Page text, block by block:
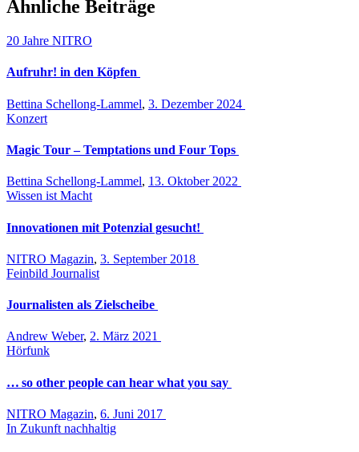
Ähnliche Beiträge
20 Jahre NITRO
Aufruhr! in den Köpfen
Bettina Schellong-Lammel, 3. Dezember 2024
Konzert
Magic Tour – Temptations und Four Tops
Bettina Schellong-Lammel, 13. Oktober 2022
Wissen ist Macht
Innovationen mit Potenzial gesucht!
NITRO Magazin, 3. September 2018
Feinbild Journalist
Journalisten als Zielscheibe
Andrew Weber, 2. März 2021
Hörfunk
… so other people can hear what you say
NITRO Magazin, 6. Juni 2017
In Zukunft nachhaltig